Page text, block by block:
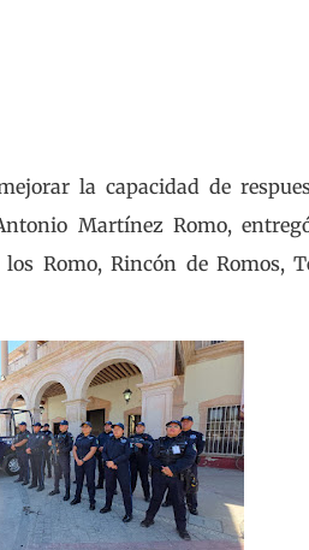
la capacidad de
Martínez Romo,
Romo, Rincón de Romos,